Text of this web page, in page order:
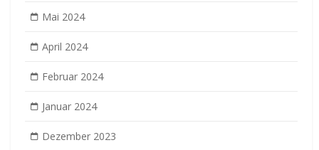
Mai 2024
April 2024
Februar 2024
Januar 2024
Dezember 2023